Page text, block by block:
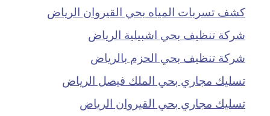
كشف تسربات المياه بحي القيروان الرياض
شركة تنظيف بحي اشبيلية الرياض
شركة تنظيف بحي الحزم بالرياض
تسليك مجاري بحي الملك فيصل الرياض
تسليك مجاري بحي القيروان الرياض